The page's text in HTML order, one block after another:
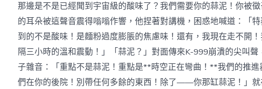
那邊是不是已經聞到宇宙級的酸味了？我們需要你的蒜泥！你被
的耳朵被這聲音震得嗡嗡作響，他捏著對講機，困惑地喊道：「
到的不是酸味！是麵粉過度膨脹的焦慮味！還有，我現在走不開
隔三小時的溫和震動！」「蒜泥？」對面傳來K-999崩潰的尖叫
子雜音：「重點不是蒜泥！重點是**時空正在彎曲！**我們的推
們在你的後院！別帶任何多餘的東西！除了——你那缸蒜泥！」